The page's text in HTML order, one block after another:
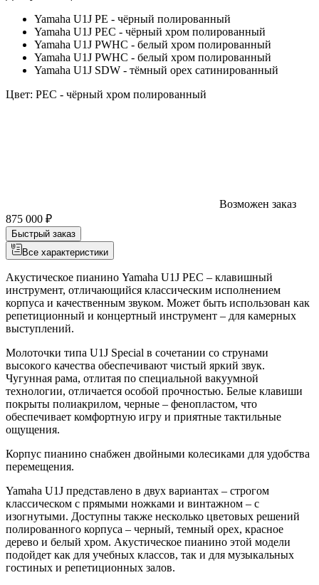
Yamaha U1J PE - чёрный полированный
Yamaha U1J PEC - чёрный хром полированный
Yamaha U1J PWHC - белый хром полированный
Yamaha U1J PWHC - белый хром полированный
Yamaha U1J SDW - тёмный орех сатинированный
Цвет: PEC - чёрный хром полированный
Возможен заказ
875 000 ₽
Быстрый заказ
Все характеристики
Акустическое пианино Yamaha U1J PEC – клавишный
инструмент, отличающийся классическим исполнением
корпуса и качественным звуком. Может быть использован как
репетиционный и концертный инструмент – для камерных
выступлений.
Молоточки типа U1J Special в сочетании со струнами
высокого качества обеспечивают чистый яркий звук.
Чугунная рама, отлитая по специальной вакуумной
технологии, отличается особой прочностью. Белые клавиши
покрыты полиакрилом, черные – фенопластом, что
обеспечивает комфортную игру и приятные тактильные
ощущения.
Корпус пианино снабжен двойными колесиками для удобства
перемещения.
Yamaha U1J представлено в двух вариантах – строгом
классическом с прямыми ножками и винтажном – с
изогнутыми. Доступны также несколько цветовых решений
полированного корпуса – черный, темный орех, красное
дерево и белый хром. Акустическое пианино этой модели
подойдет как для учебных классов, так и для музыкальных
гостиных и репетиционных залов.